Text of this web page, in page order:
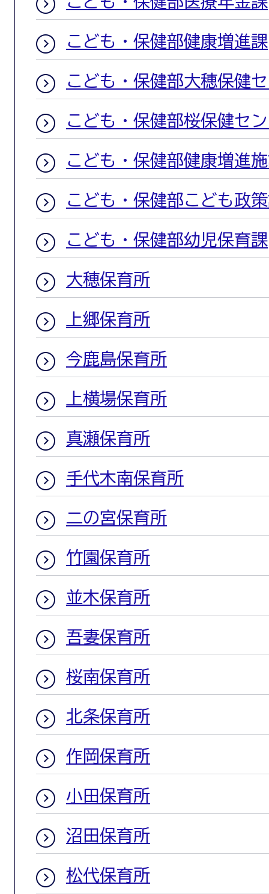
こども・保健部健康増進課
こども・保健部大穂保健
こども・保健部桜保健セ
こども・保健部健康増進
こども・保健部こども政
こども・保健部幼児保育課
大穂保育所
上郷保育所
今鹿島保育所
上横場保育所
真瀬保育所
手代木南保育所
二の宮保育所
竹園保育所
並木保育所
吾妻保育所
桜南保育所
北条保育所
作岡保育所
小田保育所
沼田保育所
松代保育所